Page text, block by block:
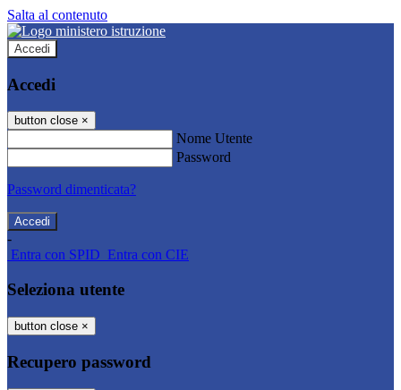
Salta al contenuto
Accedi
Accedi
button close ×
Nome Utente
Password
Password dimenticata?
-
Entra con SPID Entra con CIE
Seleziona utente
button close ×
Recupero password